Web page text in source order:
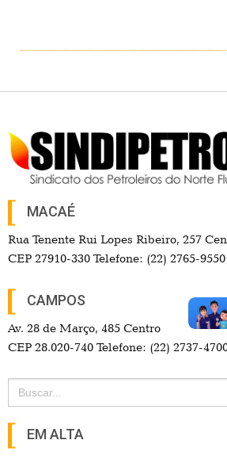
MACAÉ
Rua Tenente Rui Lopes Ribeiro, 257
CEP 27910-330 Telefone: (22) 2765-
CAMPOS
Av. 28 de Março, 485 Centro
CEP 28.020-740 Telefone: (22) 2737-
Search
for:
EM ALTA